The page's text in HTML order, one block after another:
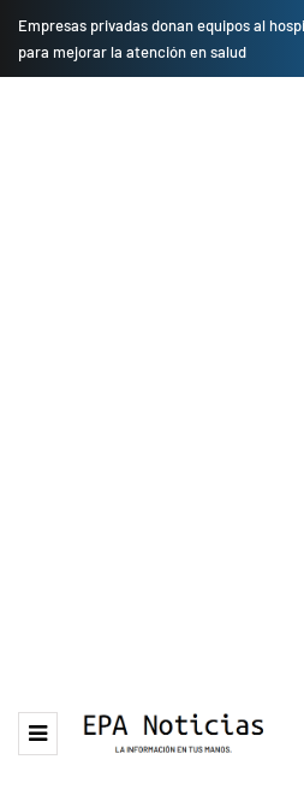
Empresas privadas donan equipos al
para mejorar la atención en salud